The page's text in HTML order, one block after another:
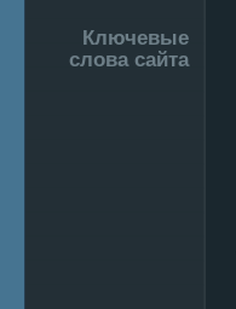
Подвал
Ключевые
слова сайта